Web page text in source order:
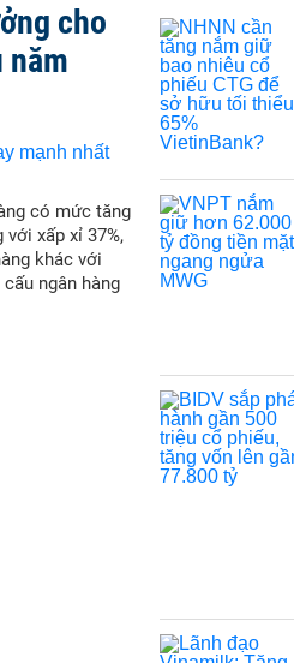
cho
năm
có mức tăng
xấp xỉ 37%,
khác với
ngân hàng